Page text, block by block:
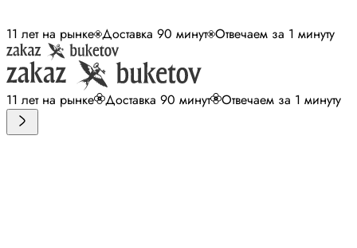
11 лет на рынке Доставка 90 минут Отвечаем за 1 минуту
11 лет на рынке Доставка 90 минут Отвечаем за 1 минуту